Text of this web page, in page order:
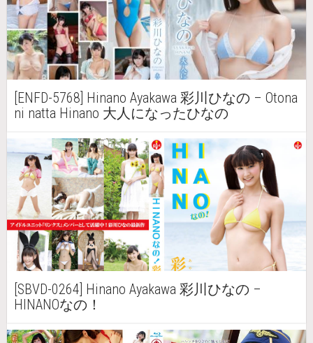
[ENFD-5768] Hinano Ayakawa 彩川ひなの – Otona
ni natta Hinano 大人になったひなの
[SBVD-0264] Hinano Ayakawa 彩川ひなの –
HINANOなの！